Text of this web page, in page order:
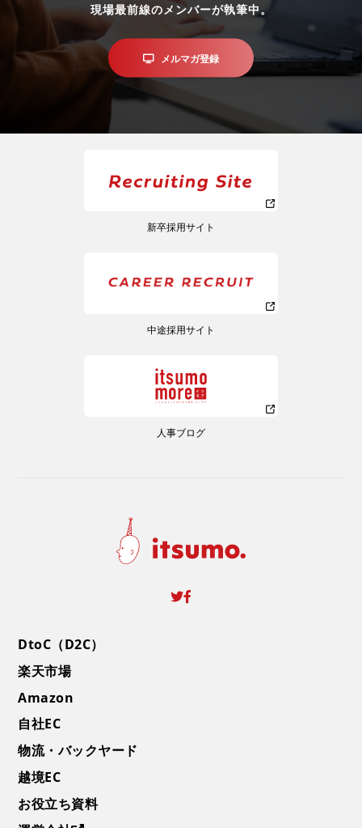
現場最前線のメンバーが執筆中。
メルマガ登録
新卒採用サイト
中途採用サイト
人事ブログ
DtoC（D2C）
楽天市場
Amazon
自社EC
物流・バックヤード
越境EC
お役立ち資料